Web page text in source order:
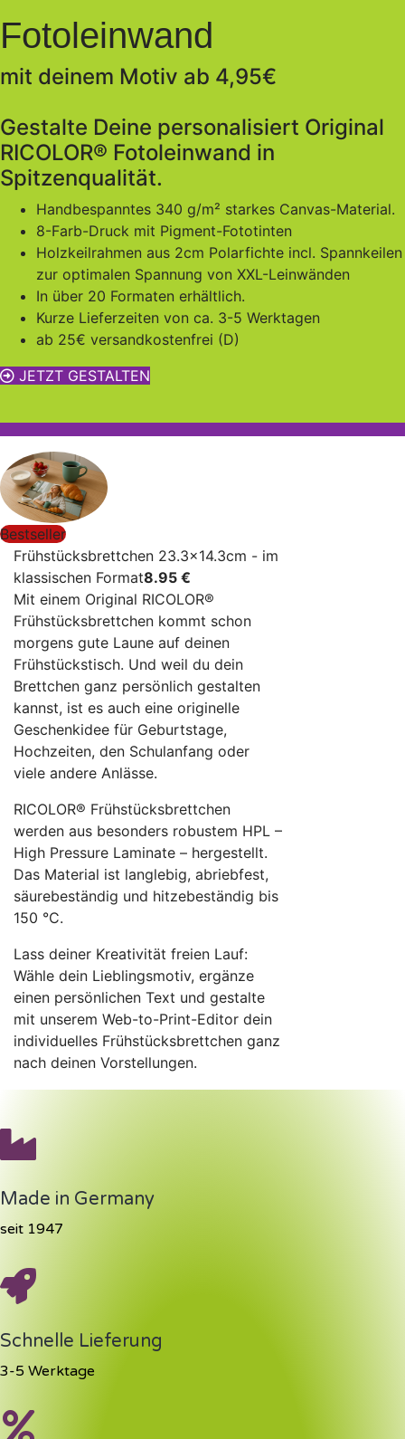
Fotoleinwand
mit deinem Motiv ab 4,95€
Gestalte Deine personalisiert Original
RICOLOR® Fotoleinwand in
Spitzenqualität.
Handbespanntes 340 g/m² starkes Canvas-Material.
8-Farb-Druck mit Pigment-Fototinten
Holzkeilrahmen aus 2cm Polarfichte incl. Spannkeilen
zur optimalen Spannung von XXL-Leinwänden
In über 20 Formaten erhältlich.
Kurze Lieferzeiten von ca. 3-5 Werktagen
ab 25€ versandkostenfrei (D)
JETZT GESTALTEN
Bestseller
Frühstücksbrettchen 23.3x14.3cm - im
klassischen Format8.95 €
Mit einem Original RICOLOR®
Frühstücksbrettchen kommt schon
morgens gute Laune auf deinen
Frühstückstisch. Und weil du dein
Brettchen ganz persönlich gestalten
kannst, ist es auch eine originelle
Geschenkidee für Geburtstage,
Hochzeiten, den Schulanfang oder
viele andere Anlässe.
RICOLOR® Frühstücksbrettchen
werden aus besonders robustem HPL –
High Pressure Laminate – hergestellt.
Das Material ist langlebig, abriebfest,
säurebeständig und hitzebeständig bis
150 °C.
Lass deiner Kreativität freien Lauf:
Wähle dein Lieblingsmotiv, ergänze
einen persönlichen Text und gestalte
mit unserem Web-to-Print-Editor dein
individuelles Frühstücksbrettchen ganz
nach deinen Vorstellungen.
Made in Germany
seit 1947
Schnelle Lieferung
3-5 Werktage